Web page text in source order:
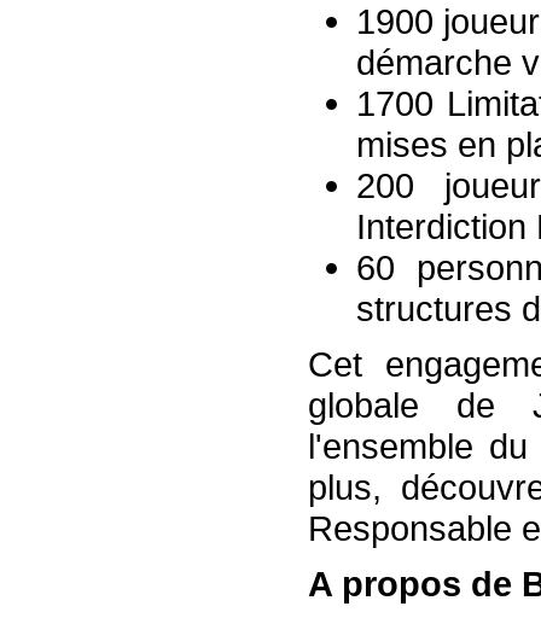
1900
démarche
1700
mises en
200
Interdiction
60
structures
Cet
globale de
l'ensemble
plus,
Responsable
A propos de